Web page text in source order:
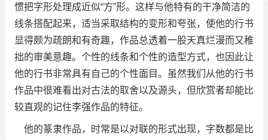
惯把字形处理成近似“方”形。这样与他特有的干净简洁的
线条搭配起来，适当采取结构的变形和夸张，使他的行书
显得颇为疏朗和有奇趣，作品总透着一股天真烂漫而又稚
拙的审美意趣。个性的线条和个性的造型方式，也因此让
他的行书非常具有自己的个性面目。虽然我们从他的行书
作品中很难看出对古法的取舍以及源头，但欣赏者却能比
较直观的记住李强作品的特征。
他的篆隶作品，时常是以对联的形式出现，字数都是比